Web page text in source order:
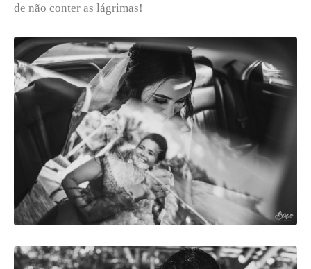
de não conter as lágrimas!